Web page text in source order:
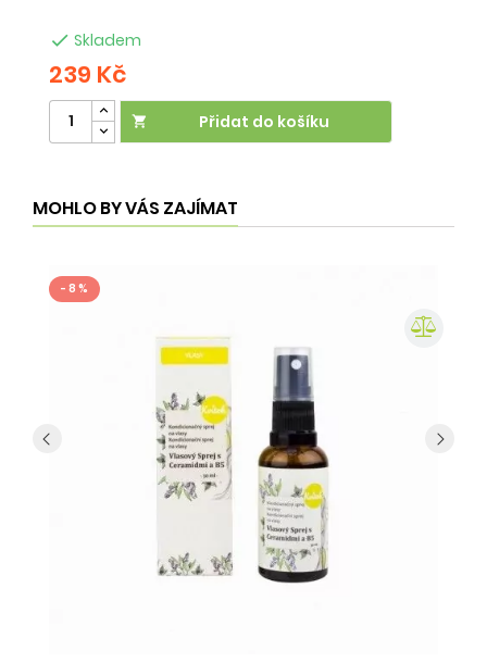
 Skladem
239 Kč
 Přidat do košíku
MOHLO BY VÁS ZAJÍMAT
- 8 %